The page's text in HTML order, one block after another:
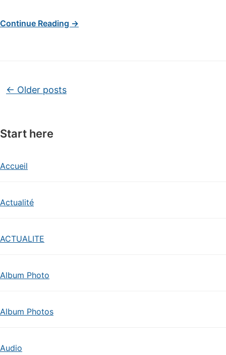
Start here
Accueil
Actualité
ACTUALITE
Album Photo
Album Photos
Audio
Continue Reading →
Post navigation
← Older posts